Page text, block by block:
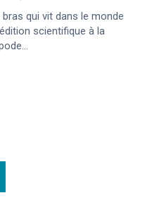
qui vit dans le monde
scientifique à la